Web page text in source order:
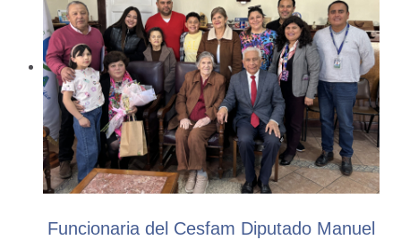
Funcionaria del Cesfam Diputado Manuel